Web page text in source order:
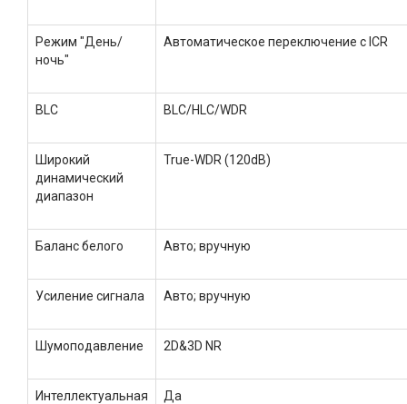
Режим "День/
ночь"
Автоматическое переключение с ICR
BLC BLC/HLC/WDR
Широкий
динамический
диапазон
True-WDR (120dB)
Баланс белого Авто; вручную
Усиление сигнала Авто; вручную
Шумоподавление 2D&3D NR
Интеллектуальная
Да